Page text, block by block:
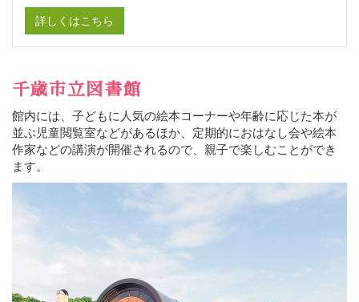
詳しくはこちら
千歳市立図書館
館内には、子どもに人気の絵本コーナーや年齢に応じた本が
並ぶ児童閲覧室などがあるほか、定期的におはなし会や絵本
作家などの講演が開催されるので、親子で楽しむことができ
ます。